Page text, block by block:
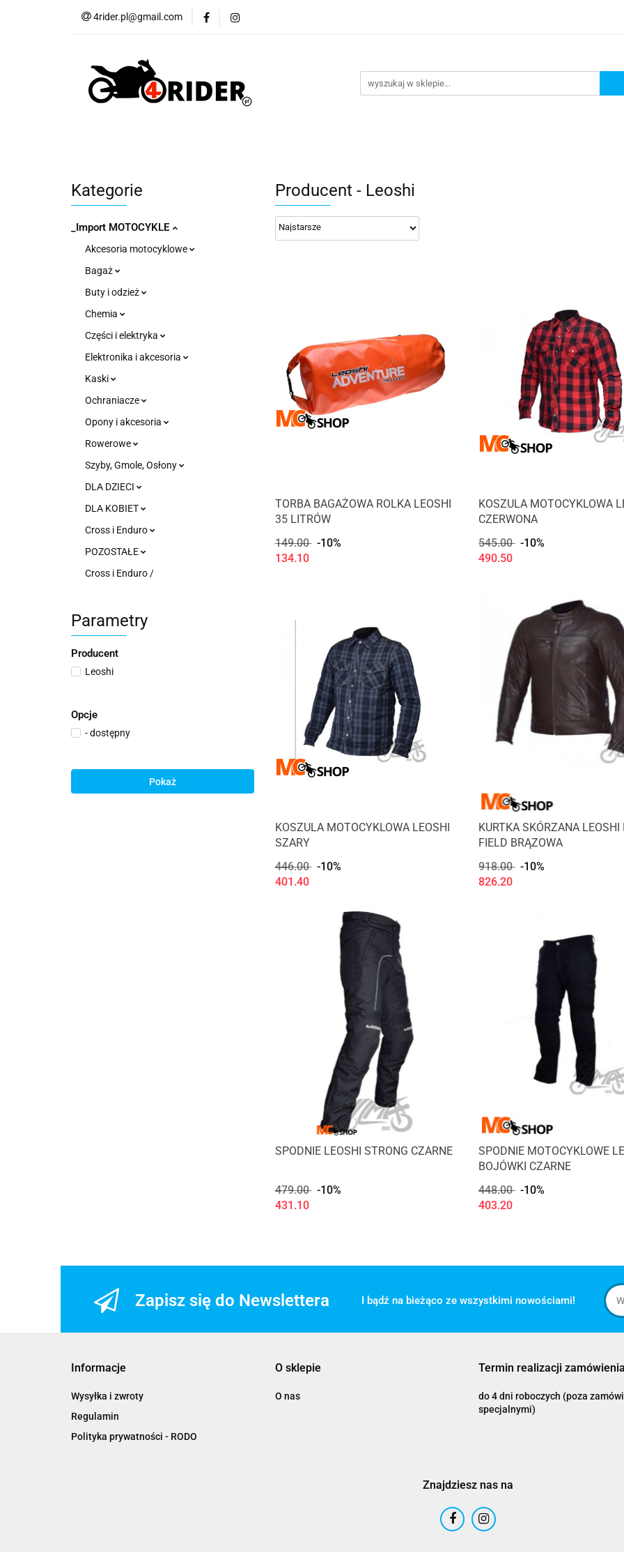
4rider.pl@gmail.com
Akcesoria motocyklowe
Dla dzieci Dla kobiet Cross i enduro
Kategorie
_Import MOTOCYKLE
Akcesoria motocyklowe
Bagaż
Buty i odzież
Chemia
Części i elektryka
Elektronika i akcesoria
Kaski
Ochraniacze
Opony i akcesoria
Rowerowe
Szyby, Gmole, Osłony
DLA DZIECI
DLA KOBIET
Cross i Enduro
POZOSTAŁE
Cross i Enduro /
Parametry
Producent
Leoshi
Opcje
- dostępny
Pokaż
Producent - Leoshi
TORBA BAGAŻOWA ROLKA LEOSHI
35 LITRÓW
149.00
-10%
134.10
KOSZULA MOTOCYKLOWA
CZERWONA
545.00 -10%
490.50
KOSZULA MOTOCYKLOWA LEOSHI
SZARY
446.00
-10%
401.40
KURTKA SKÓRZANA LEOSHI
FIELD BRĄZOWA
918.00 -10%
826.20
SPODNIE LEOSHI STRONG CZARNE
479.00
-10%
431.10
SPODNIE MOTOCYKLOWE
BOJÓWKI CZARNE
448.00 -10%
403.20
Zapisz się do Newslettera I bądź na bieżąco ze wszystkimi nowościami!
Informacje
Wysyłka i zwroty
Regulamin
Polityka prywatności - RODO
O sklepie
O nas
Termin realizacji
do 4 dni roboczych (poza
specjalnymi)
Znajdziesz nas na